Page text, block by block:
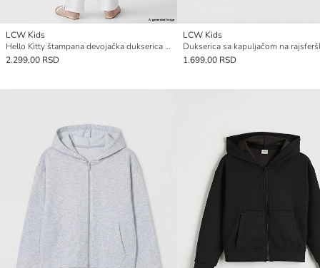
LCW Kids
Hello Kitty štampana devojačka dukserica sa rajsferšlusom
2.299,00 RSD
LCW Kids
1.699,00 RSD